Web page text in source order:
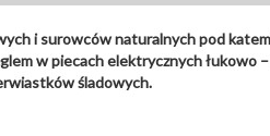
i surowców naturalnych pod
w piecach elektrycznych łukowo
śladowych.